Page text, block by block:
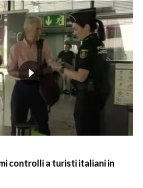
controlli a turisti italiani in